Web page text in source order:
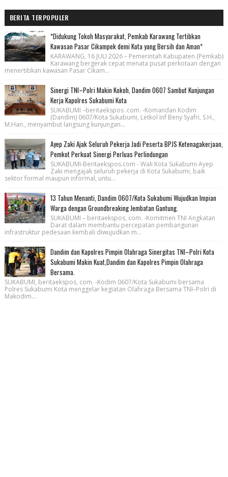
BERITA TERPOPULER
*Didukung Tokoh Masyarakat, Pemkab Karawang Tertibkan
Kawasan Pasar Cikampek demi Kota yang Bersih dan Aman*
KARAWANG, 16 JULI 2026 – Pemerintah Kabupaten (Pemkab)
Karawang bergerak cepat menata pusat perkotaan dengan
menertibkan kawasan Pasar Cikam...
Sinergi TNI–Polri Makin Kokoh, Dandim 0607 Sambut Kunjungan
Kerja Kapolres Sukabumi Kota
SUKABUMI –beritaekspos .com. -Komandan Kodim
(Dandim) 0607/Kota Sukabumi, Letkol Inf Beny Syafri, S.H.,
M.Han., menyambut langsung kunjungan...
Ayep Zaki Ajak Seluruh Pekerja Jadi Peserta BPJS Ketenagakerjaan,
Pemkot Perkuat Sinergi Perluas Perlindungan
SUKABUMI-Beritaekspos.com - Wali Kota Sukabumi Ayep
Zaki mengajak seluruh pekerja di Kota Sukabumi, baik
sektor formal maupun informal, untu...
13 Tahun Menanti, Dandim 0607/Kota Sukabumi Wujudkan Impian
Warga dengan Groundbreaking Jembatan Gantung.
SUKABUMI – beritaekspos, com. -Komitmen TNI Angkatan
Darat dalam membantu percepatan pembangunan
infrastruktur pedesaan kembali diwujudkan m...
Dandim dan Kapolres Pimpin Olahraga Sinergitas TNI–Polri Kota
Sukabumi Makin Kuat,Dandim dan Kapolres Pimpin Olahraga
Bersama.
SUKABUMI, beritaekspos, com. -Kodim 0607/Kota Sukabumi bersama
Polres Sukabumi Kota menggelar kegiatan Olahraga Bersama TNI–Polri di
Makodim...